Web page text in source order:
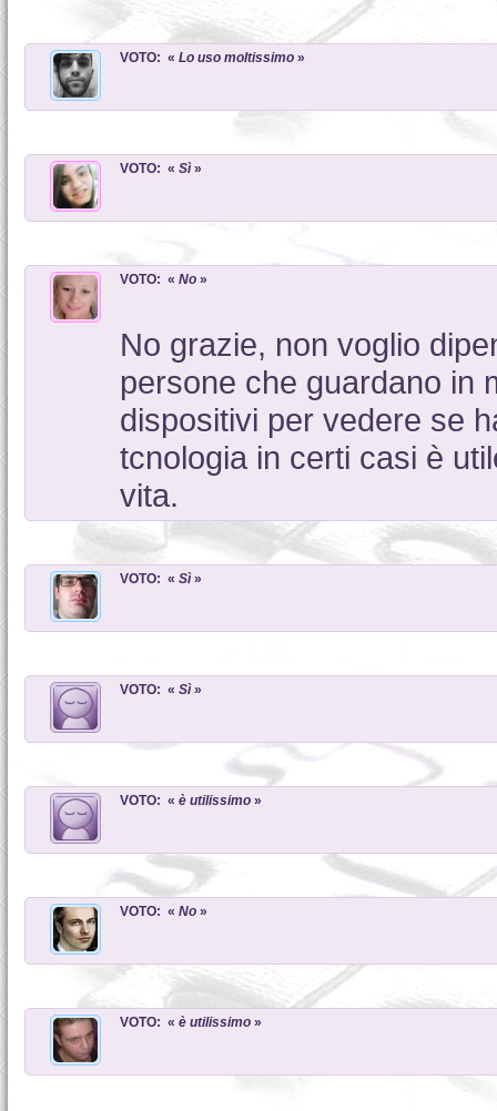
VOTO: « Lo uso moltissimo »
VOTO: « Sì »
VOTO: « No »
No grazie, non voglio
persone che guardano in
dispositivi per vedere se
tcnologia in certi casi è
vita.
VOTO: « Sì »
VOTO: « Sì »
VOTO: « è utilissimo »
VOTO: « No »
VOTO: « è utilissimo »